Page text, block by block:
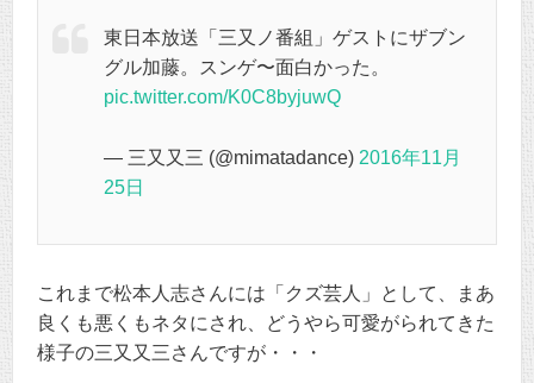
東日本放送「三又ノ番組」ゲストにザブン
グル加藤。スンゲ〜面白かった。
pic.twitter.com/K0C8byjuwQ
— 三又又三 (@mimatadance) 2016年11月
25日
これまで松本人志さんには「クズ芸人」として、まあ
良くも悪くもネタにされ、どうやら可愛がられてきた
様子の三又又三さんですが・・・